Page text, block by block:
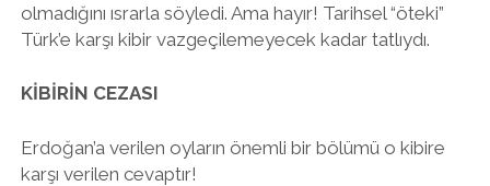
olmadığını ısrarla söyledi. Ama hayır! Tarihsel “öteki”
Türk’e karşı kibir vazgeçilemeyecek kadar tatlıydı.
KİBİRİN CEZASI
Erdoğan’a verilen oyların önemli bir bölümü o kibire
karşı verilen cevaptır!